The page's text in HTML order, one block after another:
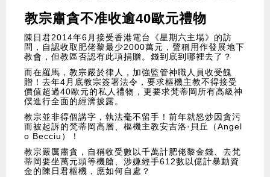
教宗肅貪不准收逾40歐元禮物
陳日君2014年6月接受香港電台《星期六主場》的訪
問，自認收取肥佬黎最少2000萬元，聲稱用作發展地下
教會，但教區否認有此項捐贈。錢到底到哪裡去了？
而在羅馬，教宗嚴於律人，加強監管神職人員收受餽
贈！去年4月底教宗簽署法令，要求樞機主教不得接受
價值超過40歐元的私人禮物，更要求梵蒂岡所有高級神
僕進行全面的經濟披露。
教宗並非得個講字，執法毫不留手！前年就怒炒因貪污
而被起訴的梵蒂岡高層、樞機主教安吉洛·貝丘（Angel
o Becciu）！
教宗嚴厲肅貪，自稱收受數以千萬計肥佬黎金錢、去梵
蒂岡要坐萬元頭等機艙、涉嫌經手612數以億計暴動資
金的陳日君樞機，應如何自處？